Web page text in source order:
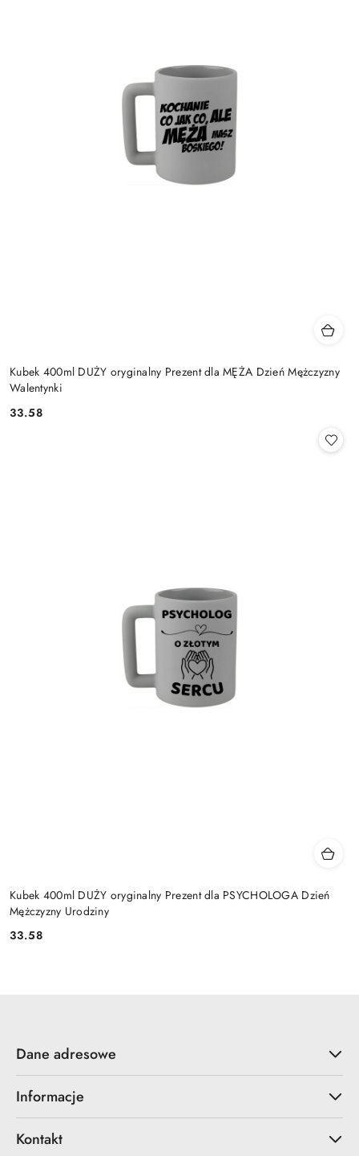
Kubek 400ml DUŻY oryginalny Prezent dla MĘŻA Dzień Mężczyzny
Walentynki
Cena:
33.58
Kubek 400ml DUŻY oryginalny Prezent dla PSYCHOLOGA Dzień
Mężczyzny Urodziny
Cena:
33.58
Dane adresowe
Informacje
Kontakt